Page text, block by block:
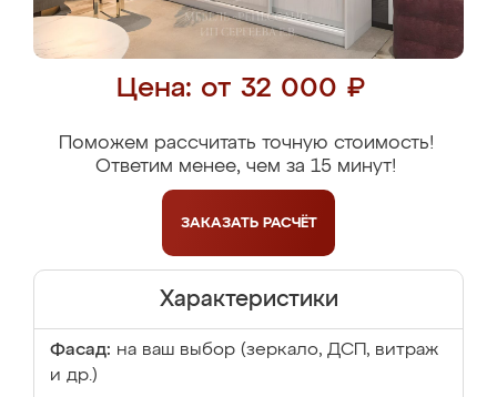
Цена: от 32 000 ₽
Поможем рассчитать точную стоимость!
Ответим менее, чем за 15 минут!
ЗАКАЗАТЬ РАСЧЁТ
Характеристики
Фасад: на ваш выбор (зеркало, ДСП, витраж
и др.)